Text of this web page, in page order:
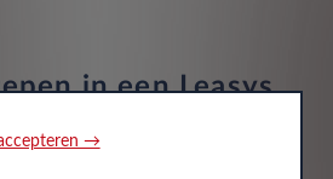
CarPlay, Android Auto, 999 maanden
in een Leasys
→